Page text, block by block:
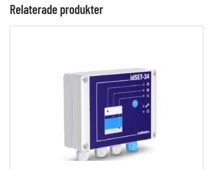
Relaterade produkter